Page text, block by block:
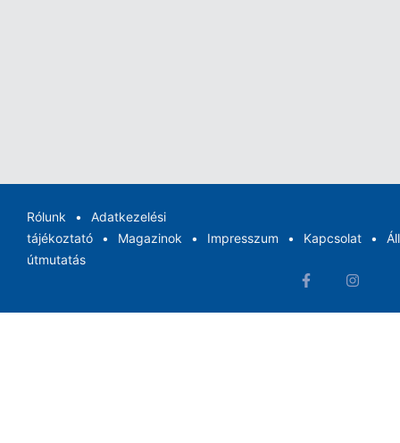
Rólunk
Adatkezelési
tájékoztató
Magazinok Impresszum Kapcsolat
útmutatás